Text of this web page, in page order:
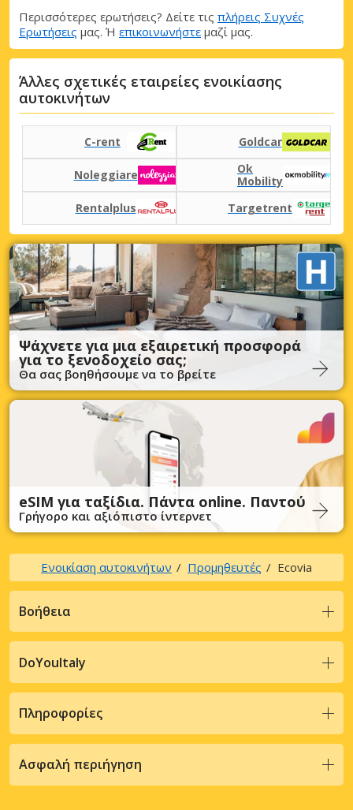
Περισσότερες ερωτήσεις? Δείτε τις πλήρεις Συχνές
Ερωτήσεις μας. Ή επικοινωνήστε μαζί μας.
Άλλες σχετικές εταιρείες ενοικίασης
αυτοκινήτων
C-rent Goldcar
Noleggiare
Ok
Mobility
Rentalplus
Targetrent
Ψάχνετε για μια εξαιρετική προσφορά
για το ξενοδοχείο σας;
Θα σας βοηθήσουμε να το βρείτε
eSIM για ταξίδια. Πάντα online. Παντού
Γρήγορο και αξιόπιστο ίντερνετ
Ενοικίαση αυτοκινήτων Προμηθευτές Ecovia
Βοήθεια
DoYouItaly
Πληροφορίες
Ασφαλή περιήγηση